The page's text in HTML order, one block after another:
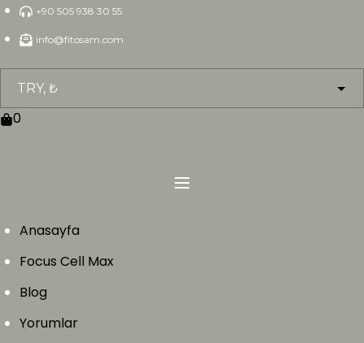
Skip
content
+90 505 938 30 55
info@fitosam.com
0
Anasayfa
Focus Cell Max
Blog
Yorumlar